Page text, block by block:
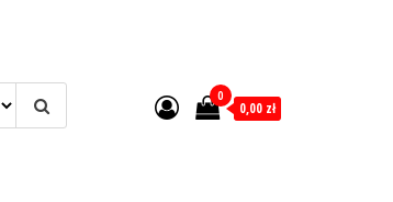
0
0,00 zł